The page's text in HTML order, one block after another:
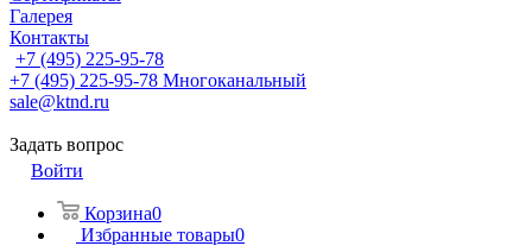
Галерея
Контакты
+7 (495) 225-95-78
+7 (495) 225-95-78 Многоканальный
sale@ktnd.ru
Задать вопрос
Войти
Корзина0
Избранные товары0